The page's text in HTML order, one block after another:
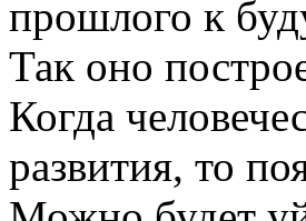
прошлого к
Так оно
Когда
развития, то